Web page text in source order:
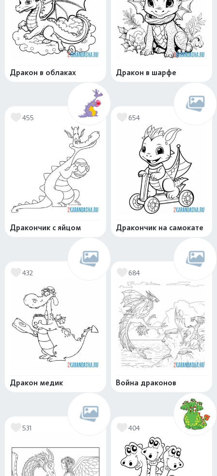
Дракон в облаках Дракон в шарфе
455
Дракончик с яйцом
654
Дракончик на самокате
432
Дракон медик
684
Война драконов
531 404